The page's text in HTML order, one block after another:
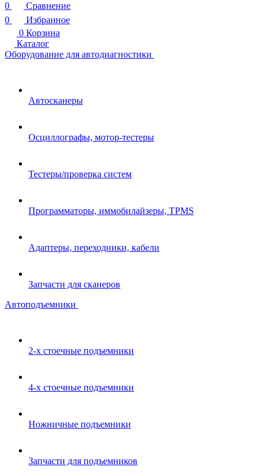
0
Сравнение
0
Избранное
0 Корзина
Каталог
Оборудование для автодиагностики
Автосканеры
Осциллографы, мотор-тестеры
Тестеры/проверка систем
Программаторы, иммобилайзеры, TPMS
Адаптеры, переходники, кабели
Запчасти для сканеров
Автоподъемники
2-х стоечные подъемники
4-х стоечные подъемники
Ножничные подъемники
Запчасти для подъемников